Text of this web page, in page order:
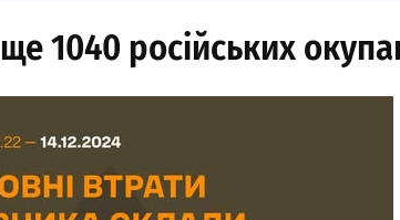
1040 російських